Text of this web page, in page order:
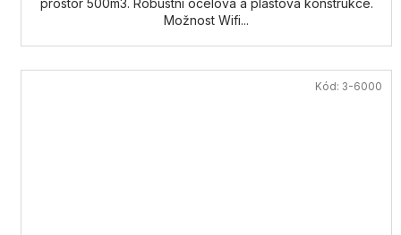
Možnost Wifi...
Kód: 3-6000